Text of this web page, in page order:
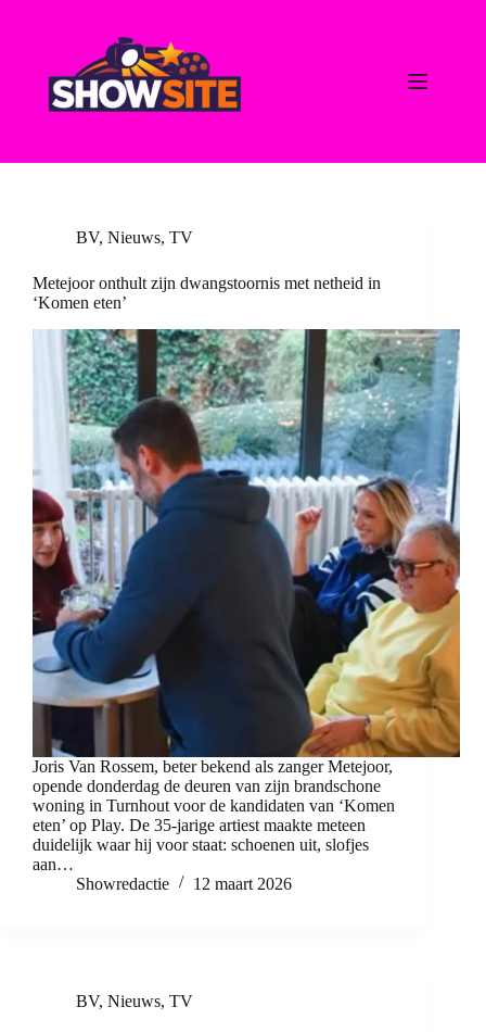
BV, Nieuws, TV
Metejoor onthult zijn dwangstoornis met netheid in
‘Komen eten’
Joris Van Rossem, beter bekend als zanger Metejoor,
opende donderdag de deuren van zijn brandschone
woning in Turnhout voor de kandidaten van ‘Komen
eten’ op Play. De 35-jarige artiest maakte meteen
duidelijk waar hij voor staat: schoenen uit, slofjes
aan…
Showredactie
12 maart 2026
BV, Nieuws, TV